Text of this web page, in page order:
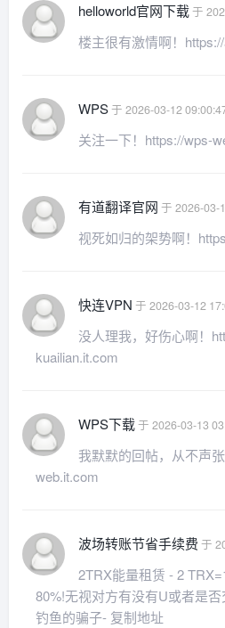
helloworld官网下载于
楼主很有激情啊！
WPS于 2026-03-12
关注一下！https://wps-
有道翻译官网 于 2026-03-
视死如归的架势啊！
快连VPN 于 2026-03-12
没人理我，好伤心啊！
kuailian.it.com
WPS下载于 2026-03-13
我默默的回帖，从不声
web.it.com
波场转账节省手续费 于
2TRX能量租赁 - 2
80%!无视对方有没有U或者是
钓鱼的骗子- 复制地址